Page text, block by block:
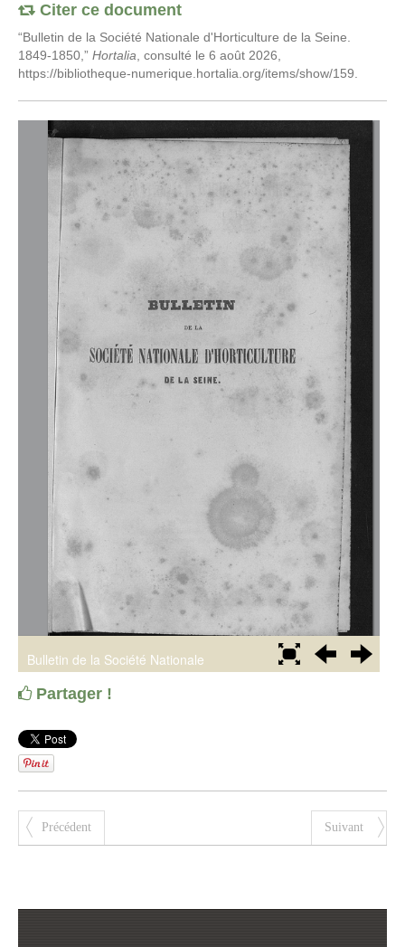
Citer ce document
“Bulletin de la Société Nationale d'Horticulture de la Seine.
1849-1850,” Hortalia , consulté le 6 août 2026,
https://bibliotheque-numerique.hortalia.org/items/show/159
Partager !
Précédent Suivant